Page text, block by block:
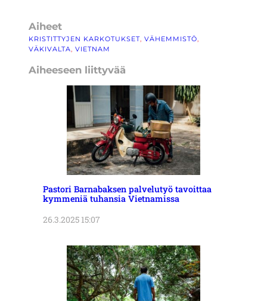
Aiheet
KRISTITTYJEN KARKOTUKSET, VÄHEMMISTÖ
VÄKIVALTA, VIETNAM
Aiheeseen liittyvää
Pastori Barnabaksen palvelutyö tavoittaa
kymmeniä tuhansia Vietnamissa
26.3.2025 15:07